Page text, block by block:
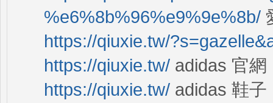
%e6%8b%96%e9%9e%8b/
https://qiuxie.tw/
https://qiuxie.tw/ adidas 官網
https://qiuxie.tw/ adidas 鞋子